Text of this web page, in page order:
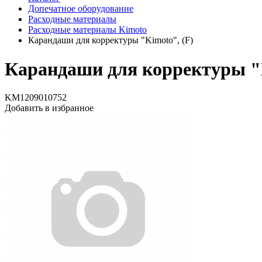
Допечатное оборудование
Расходные материалы
Расходные материалы Kimoto
Карандаши для корректуры "Kimoto", (F)
Карандаши для корректуры
KM1209010752
Добавить в избранное